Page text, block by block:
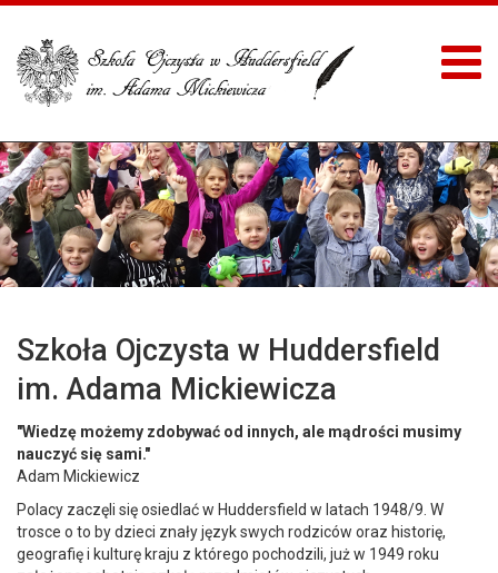
Szkoła Ojczysta w Huddersfield
im. Adama Mickiewicza
"Wiedzę możemy zdobywać od innych, ale mądrości musimy
nauczyć się sami."
Adam Mickiewicz
Polacy zaczęli się osiedlać w Huddersfield w latach 1948/9. W
trosce o to by dzieci znały język swych rodziców oraz historię,
geografię i kulturę kraju z którego pochodzili, już w 1949 roku